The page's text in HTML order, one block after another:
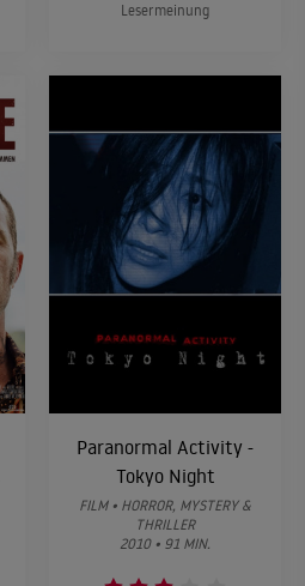
Lesermeinung
Paranormal Activity -
Tokyo Night
FILM • HORROR, MYSTERY &
THRILLER
2010 • 91 MIN.